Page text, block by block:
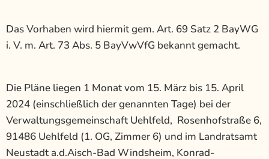
Das Vorhaben wird hiermit gem. Art. 69 Satz 2 BayWG
i. V. m. Art. 73 Abs. 5 BayVwVfG bekannt gemacht.
Die Pläne liegen 1 Monat vom 15. März bis 15. April
2024 (einschließlich der genannten Tage) bei der
Verwaltungsgemeinschaft Uehlfeld, Rosenhofstraße 6,
91486 Uehlfeld (1. OG, Zimmer 6) und im Landratsamt
Neustadt a.d.Aisch-Bad Windsheim, Konrad-